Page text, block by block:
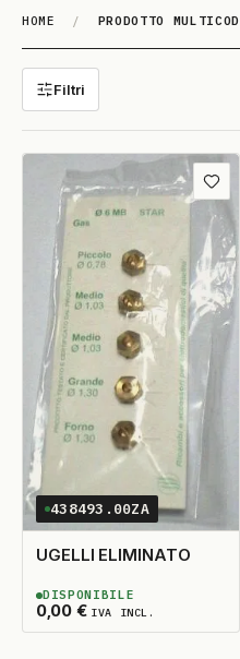
HOME / PRODOTTO
6MBSVASATO
Filtri
438493.00ZA
UGELLI ELIMINATO
0,00 € IVA INCL.
5DISPONIBILI
DISPONIBILE